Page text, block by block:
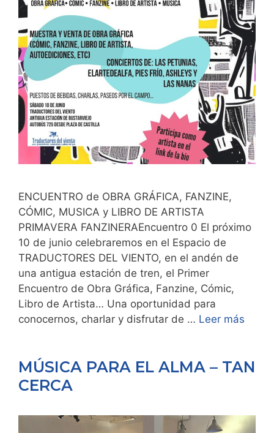
ENCUENTRO de OBRA GRÁFICA, FANZINE,
CÓMIC, MUSICA y LIBRO DE ARTISTA
PRIMAVERA FANZINERAEncuentro 0 El próximo
10 de junio celebraremos en el Espacio de
TRADUCTORES DEL VIENTO, en el andén de
una antigua estación de tren, el Primer
Encuentro de Obra Gráfica, Fanzine, Cómic,
Libro de Artista… Una oportunidad para
conocernos, charlar y disfrutar de … Leer más
MÚSICA PARA EL ALMA – TAN
CERCA